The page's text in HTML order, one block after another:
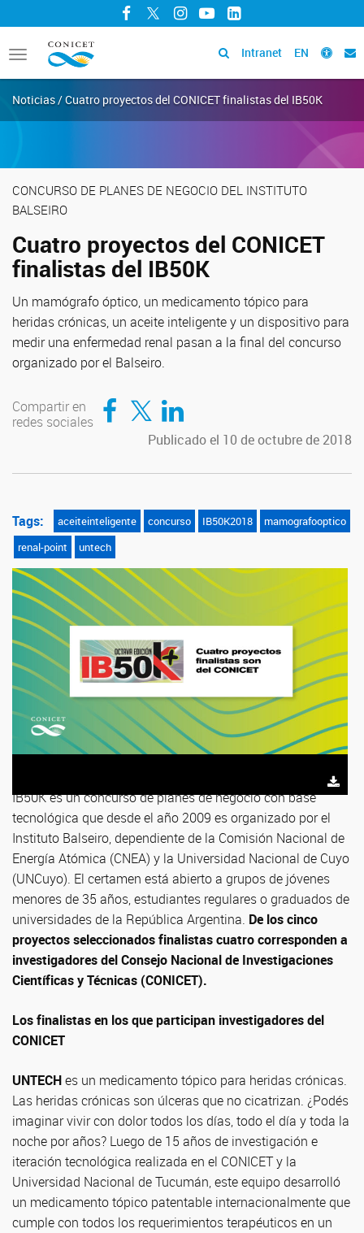
Facebook
TwitterInstagram
YouTubeLinkedIn
Toggle
navigation
Intranet EN
Noticias / Cuatro proyectos del CONICET finalistas del IB50K
CONCURSO DE PLANES DE NEGOCIO DEL INSTITUTO
BALSEIRO
Cuatro proyectos del CONICET
finalistas del IB50K
Un mamógrafo óptico, un medicamento tópico para
heridas crónicas, un aceite inteligente y un dispositivo para
medir una enfermedad renal pasan a la final del concurso
organizado por el Balseiro.
Compartir en
redes sociales
Compartir en Facebook
Compartir en TwitterCompartir en LinkedIn
Publicado el 10 de octubre de 2018
Tags: aceiteinteligente concurso IB50K2018
mamografooptico
renal-point
untech
IB50K es un concurso de planes de negocio con base
tecnológica que desde el año 2009 es organizado por el
Instituto Balseiro, dependiente de la Comisión Nacional de
Energía Atómica (CNEA) y la Universidad Nacional de Cuyo
(UNCuyo). El certamen está abierto a grupos de jóvenes
menores de 35 años, estudiantes regulares o graduados de
universidades de la República Argentina. De los cinco
proyectos seleccionados finalistas cuatro corresponden a
investigadores del Consejo Nacional de Investigaciones
Científicas y Técnicas (CONICET).
Los finalistas en los que participan investigadores del
CONICET
UNTECHes un medicamento tópico para heridas crónicas.
Las heridas crónicas son úlceras que no cicatrizan. ¿Podés
imaginar vivir con dolor todos los días, todo el día y toda la
noche por años? Luego de 15 años de investigación e
iteración tecnológica realizada en el CONICET y la
Universidad Nacional de Tucumán, este equipo desarrolló
un medicamento tópico patentable internacionalmente que
cumple con todos los requerimientos terapéuticos en un